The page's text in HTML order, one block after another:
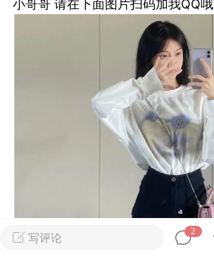
海航在飞空姐
写评论
2
小哥哥 请在下面图片扫码加我QQ哦